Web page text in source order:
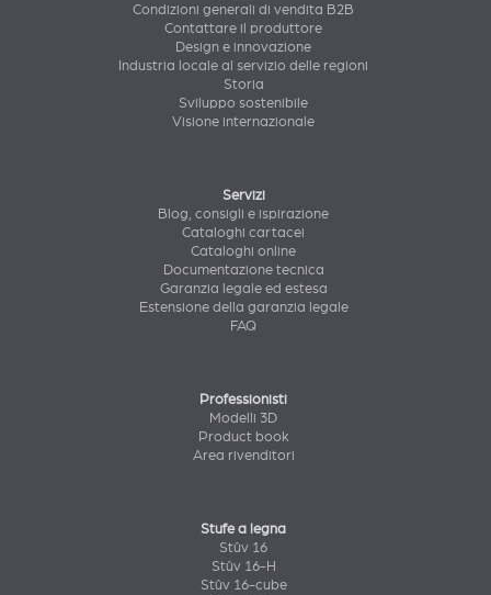
Condizioni generali di vendita B2B
Contattare il produttore
Design e innovazione
Industria locale al servizio delle regioni
Storia
Sviluppo sostenibile
Visione internazionale
Servizi
Blog, consigli e ispirazione
Cataloghi cartacei
Cataloghi online
Documentazione tecnica
Garanzia legale ed estesa
Estensione della garanzia legale
FAQ
Professionisti
Modelli 3D
Product book
Area rivenditori
Stufe a legna
Stûv 16
Stûv 16-H
Stûv 16-cube